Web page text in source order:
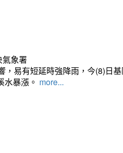
氣象署
，易有短延時強降雨，今(8)日
水暴漲。 more...